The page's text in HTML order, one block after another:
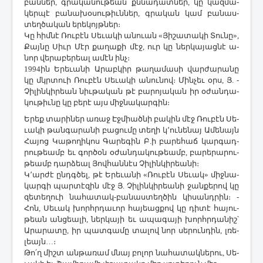
բան­ներ, գրա­կա­նու­թեան քննա­դատ­ներ, կը կազ­մա­
կեր­պէ բա­նա­խօ­սու­թիւն­ներ, գրա­կան կամ բա­նաս­
տեղ­ծա­կան ե­րե­կոյթ­ներ։
­Կը հիմ­նէ ­Ռու­բէն ­Սե­ւա­կի ա­նո­ւան «­Յի­շա­տա­կի ­Տու­նը»,
­Քայ­նը ­Սիւր ­Մէր քա­ղա­քի մէջ, ուր կը ներ­կա­յաց­նէ ա­
նոր վե­րա­բե­րեալ ա­մէն ինչ։
1994ին Ե­րե­ւա­նի Ա­րաբ­կիր թա­ղա­մա­սի վար­ժա­րա­նը
կը մկրտո­ւի ­Ռու­բէն ­Սե­ւա­կի ա­նու­նով։ ­Մին­չեւ օրս, Յ. ­
Չի­լին­կի­րեան նիւ­թա­կան թէ բա­րո­յա­կան իր օ­ժան­դա­
կու­թիւ­նը կը բե­րէ այս միջ­նա­կար­գին։
Ե­րեք տա­րի­ներ ա­ռաջ Էջ­միած­նի բա­կին մէջ ­Ռու­բէն ­Սե­
ւա­կի թան­գա­րա­նի բա­ցու­մը տե­ղի կ­՚ու­նե­նայ Ա­մե­նայն
­Հա­յոց ­Կա­թո­ղի­կոս ­Գա­րե­գին Բ.ի բա­րե­հաճ կար­գադ­
րու­թեամբ եւ գոր­ծօն օ­ժան­դա­կու­թեամբ, բա­րե­րա­րու­
թեամբ դար­ձեալ ­Յով­հան­նէս ­Չի­լին­կի­րեա­նի։
Կ­՚ար­ժէ ընդգ­ծել, թէ Ե­րե­ւա­նի «­Ռու­բէն ­Սե­ւակ» միջ­նա­
կար­գի պար­տէ­զին մէջ Յ. ­Չի­լին­կի­րեա­նի ջան­քե­րով կը
զե­տե­ղո­ւի նա­հա­տակ-բա­նաս­տեղ­ծին կի­սանդ­րին։ ­
Հոն, ­Սե­ւակ խորհր­դա­ւոր հա­յեաց­քով կը դի­տէ հա­յու­
թեան ան­ցեա­լի, ներ­կա­յի եւ ա­պա­գա­յի խորհր­դա­նիշ՝
Ա­րա­րա­տը, իր պատ­գա­մը տա­լով նոր սե­րուն­դին, լռե­
լեայն…։
­Թո՛ղ միշտ ան­թա­ռամ մնայ բո­լոր նա­հա­տակ­նե­րու, ­Սե­